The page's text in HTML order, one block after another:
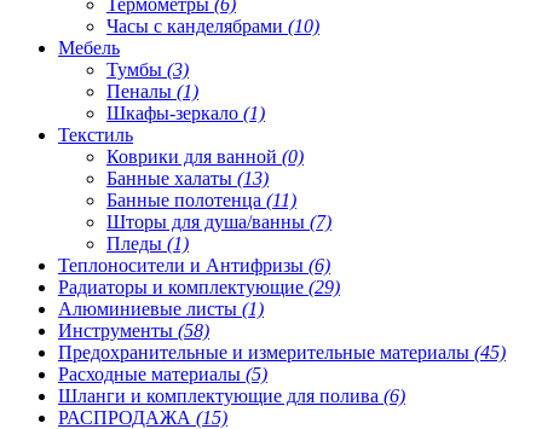
Часы с канделябрами (10)
Мебель
Тумбы (3)
Пеналы (1)
Шкафы-зеркало (1)
Текстиль
Коврики для ванной (0)
Банные халаты (13)
Банные полотенца (11)
Шторы для душа/ванны (7)
Пледы (1)
Теплоносители и Антифризы (6)
Радиаторы и комплектующие (29)
Алюминиевые листы (1)
Инструменты (58)
Предохранительные и измерительные материалы (45)
Расходные материалы (5)
Шланги и комплектующие для полива (6)
РАСПРОДАЖА (15)